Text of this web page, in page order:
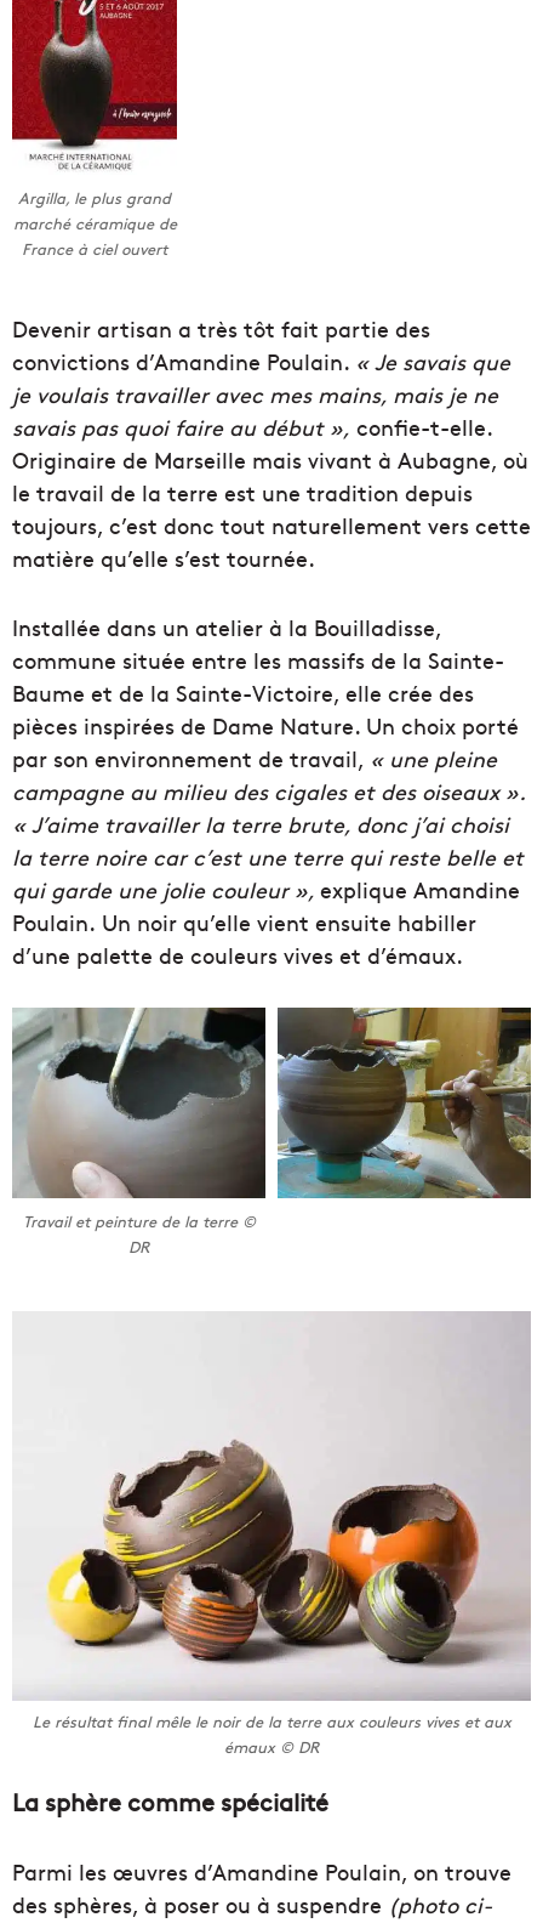
Argilla, le plus grand
marché céramique de
France à ciel ouvert
Devenir artisan a très tôt fait partie des
convictions d’Amandine Poulain. « Je savais que
je voulais travailler avec mes mains, mais je ne
savais pas quoi faire au début », confie-t-elle.
Originaire de Marseille mais vivant à Aubagne, où
le travail de la terre est une tradition depuis
toujours, c’est donc tout naturellement vers cette
matière qu’elle s’est tournée.
Installée dans un atelier à la Bouilladisse,
commune située entre les massifs de la Sainte-
Baume et de la Sainte-Victoire, elle crée des
pièces inspirées de Dame Nature. Un choix porté
par son environnement de travail, « une pleine
campagne au milieu des cigales et des oiseaux ».
« J’aime travailler la terre brute, donc j’ai choisi
la terre noire car c’est une terre qui reste belle et
qui garde une jolie couleur », explique Amandine
Poulain. Un noir qu’elle vient ensuite habiller
d’une palette de couleurs vives et d’émaux.
Travail et peinture de la terre ©
DR
Le résultat final mêle le noir de la terre aux couleurs vives et aux
émaux © DR
La sphère comme spécialité
Parmi les œuvres d’Amandine Poulain, on trouve
des sphères, à poser ou à suspendre (photo ci-